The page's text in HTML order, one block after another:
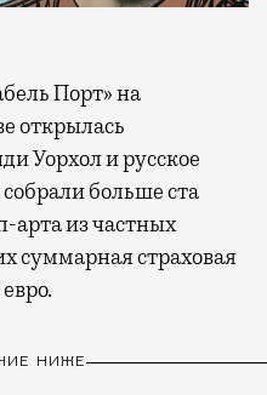
открылась
Уорхол и русское
больше ста
арта из частных
суммарная страховая
НИЖЕ